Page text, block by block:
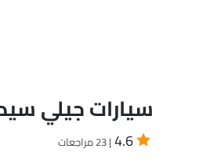
سيارات جيلي
4.6 | 23 مراجعات